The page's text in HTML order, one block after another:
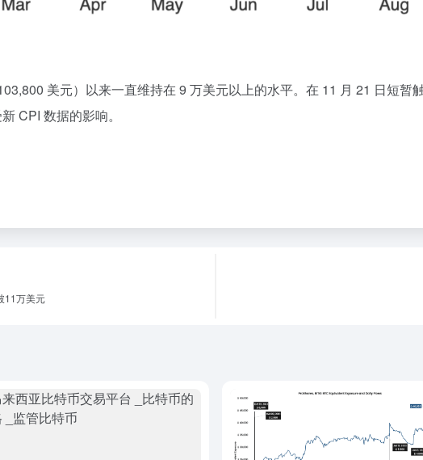
美元）以来一直维持在 9 万美元以上的水平。在 11 月 21 日短暂
CPI 数据的影响。
11万美元